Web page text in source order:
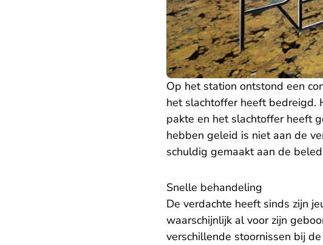
Op het station ontstond een
het slachtoffer heeft bedreigd.
pakte en het slachtoffer heeft
hebben geleid is niet aan de
schuldig gemaakt aan de
Snelle behandeling
De verdachte heeft sinds zijn
waarschijnlijk al voor zijn
verschillende stoornissen bij de